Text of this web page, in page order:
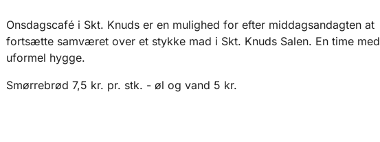
Onsdagscafé i Skt. Knuds er en mulighed for efter middagsandagten at
fortsætte samværet over et stykke mad i Skt. Knuds Salen. En time med
uformel hygge.
Smørrebrød 7,5 kr. pr. stk. - øl og vand 5 kr.